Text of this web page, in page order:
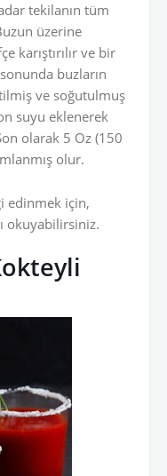
tekilanın tüm
üzerine
karıştırılır ve bir
buzların
ve soğutulmuş
suyu eklenerek
olarak 5 Oz (150
olur.
edinmek için,
okuyabilirsiniz.